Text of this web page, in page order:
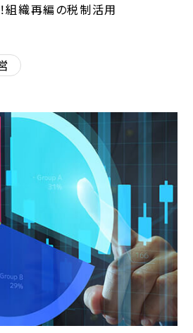
組織再編の税制活用